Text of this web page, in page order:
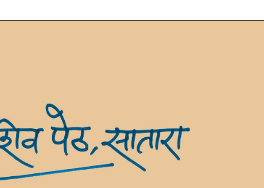
चीन भेटीतील भाषणे - रवींद्रनाथ टागोर